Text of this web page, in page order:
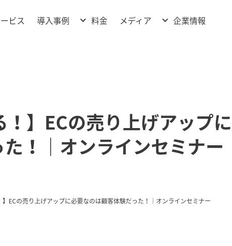
ビス 導入事例 料金 メディア 企業情報
！】ECの売り上げアップ
！｜オンラインセミナー
】ECの売り上げアップに必要なのは顧客体験だった！｜オンラインセミナー